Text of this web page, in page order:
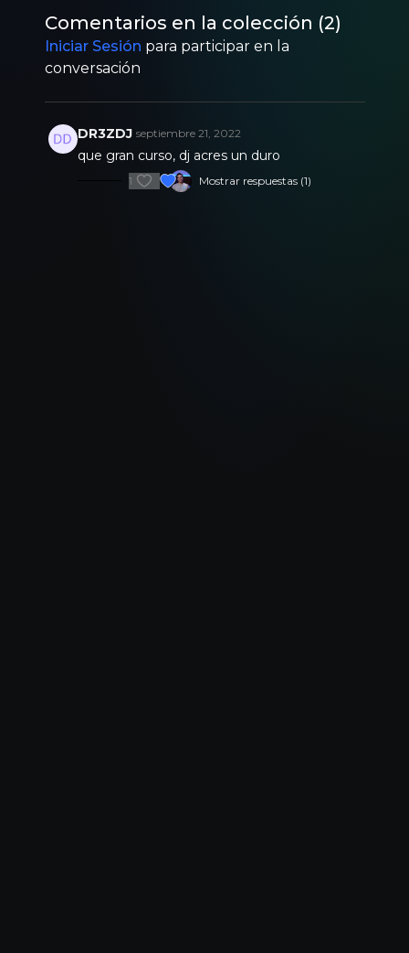
Comentarios en la colección (2)
Iniciar Sesión para participar en la
conversación
DR3ZDJ septiembre 21, 2022
que gran curso, dj acres un duro
1 Mostrar respuestas (1)